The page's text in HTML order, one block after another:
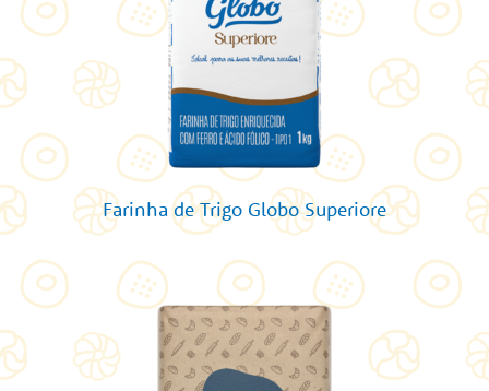
Farinha de Trigo Globo Superiore